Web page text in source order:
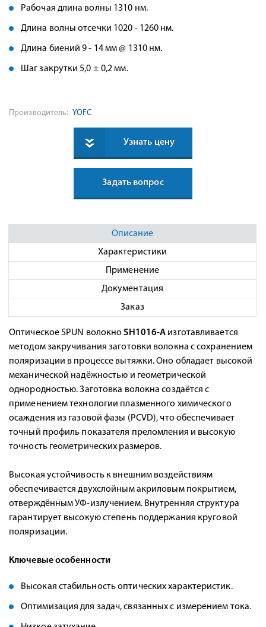
Рабочая длина волны 1310 нм.
Длина волны отсечки 1020 - 1260 нм.
Длина биений 9 - 14 мм @ 1310 нм.
Шаг закрутки 5,0 ± 0,2 мм.
Производитель: YOFC
Узнать цену
Задать вопрос
Описание
Характеристики
Применение
Документация
Заказ
Оптическое SPUN волокноSH1016-A изготавливается
методом закручивания заготовки волокна с сохранением
поляризации в процессе вытяжки. Оно обладает высокой
механической надёжностью и геометрической
однородностью. Заготовка волокна создаётся с
применением технологии плазменного химического
осаждения из газовой фазы (PCVD), что обеспечивает
точный профиль показателя преломления и высокую
точность геометрических размеров.
Высокая устойчивость к внешним воздействиям
обеспечивается двухслойным акриловым покрытием,
отверждённым УФ-излучением. Внутренняя структура
гарантирует высокую степень поддержания круговой
поляризации.
Ключевые особенности
Высокая стабильность оптических характеристик.
Оптимизация для задач, связанных с измерением тока.